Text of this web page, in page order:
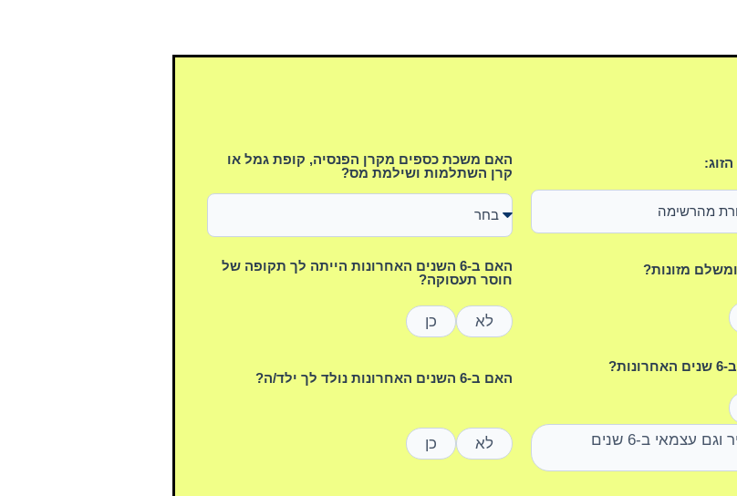
האם משכת כספים מקרן הפנסיה, קופת גמל או
קרן השתלמות ושילמת מס?
מזונות?
האם ב-6 השנים האחרונות הייתה לך תקופה של
חוסר תעסוקה?
לא כן
הייתי גם שכיר וגם עצמאי ב-6 שנים
האם ב-6 השנים האחרונות נולד לך ילד/ה?
לא כן